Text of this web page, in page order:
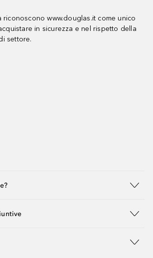
riconoscono www.douglas.it come unico
in sicurezza e nel rispetto della
settore.